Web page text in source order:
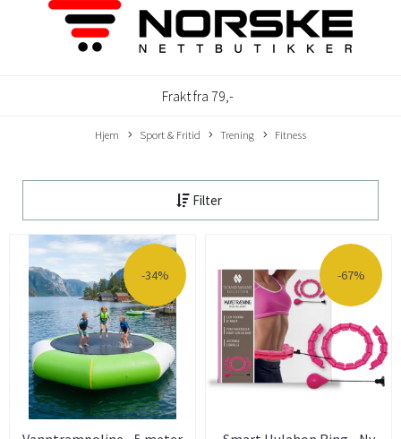
Frakt fra 79,-
Hjem Sport & Fritid Trening Fitness
Filter
-34% -67%